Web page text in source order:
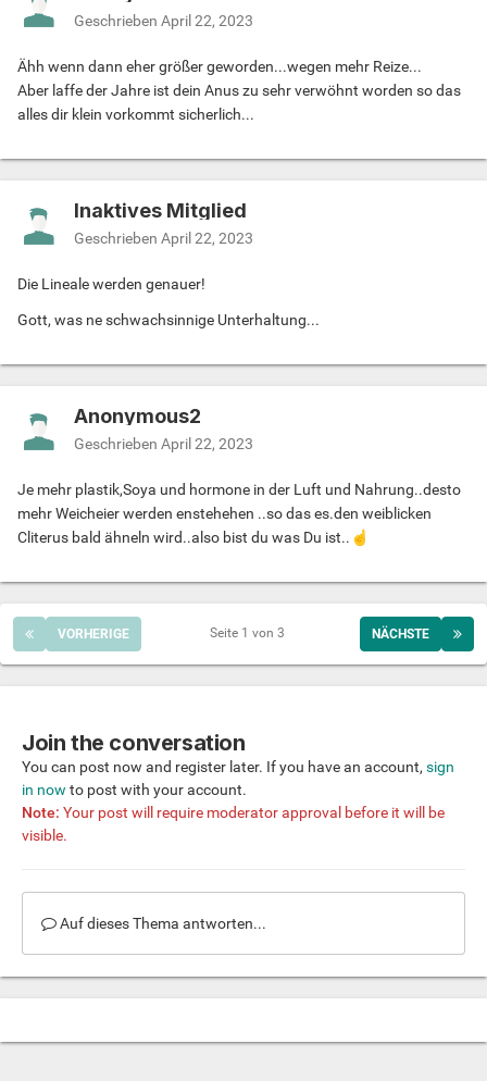
Geschrieben April 22, 2023
Ähh wenn dann eher größer geworden...wegen mehr Reize...
Aber laffe der Jahre ist dein Anus zu sehr verwöhnt worden so das
alles dir klein vorkommt sicherlich...
Inaktives Mitglied
Geschrieben April 22, 2023
Die Lineale werden genauer!
Gott, was ne schwachsinnige Unterhaltung...
Anonymous2
Geschrieben April 22, 2023
Je mehr plastik,Soya und hormone in der Luft und Nahrung..desto
mehr Weicheier werden enstehehen ..so das es.den weiblicken
Cliterus bald ähneln wird..also bist du was Du ist.. ☝️
VORHERIGE NÄCHSTE
Seite 1 von 3
Join the conversation
You can post now and register later. If you have an account, sign
in now to post with your account.
Note: Your post will require moderator approval before it will be
visible.
Auf dieses Thema antworten...